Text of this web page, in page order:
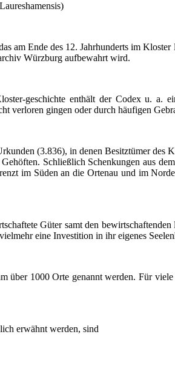
Laureshamensis)
am Ende des 12. Jahrhunderts im Kloster
Würzburg aufbewahrt wird.
geschichte enthält der Codex u. a.
verloren gingen oder durch häufigen
(3.836), in denen Besitztümer
Schließlich Schenkungen aus
im Süden an die Ortenau und im
Güter samt den
eine Investition in ihr eigenes
über 1000 Orte genannt werden. Für
erwähnt werden, sind